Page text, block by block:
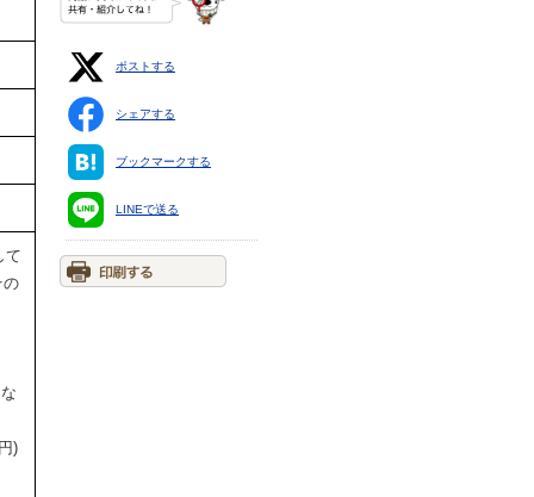
て
の
)
ポストする
シェアする
ブックマークする
LINEで送る